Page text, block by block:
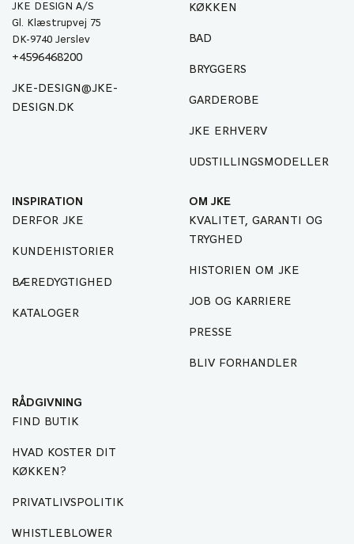
JKE DESIGN A/S
Gl. Klæstrupvej 75
DK-9740 Jerslev
+4596468200
JKE-DESIGN@JKE-
DESIGN.DK
KØKKEN
BAD
BRYGGERS
GARDEROBE
JKE ERHVERV
UDSTILLINGSMODELLER
INSPIRATION
DERFOR JKE
KUNDEHISTORIER
BÆREDYGTIGHED
KATALOGER
OM JKE
KVALITET, GARANTI OG
TRYGHED
HISTORIEN OM JKE
JOB OG KARRIERE
PRESSE
BLIV FORHANDLER
RÅDGIVNING
FIND BUTIK
HVAD KOSTER DIT
KØKKEN?
PRIVATLIVSPOLITIK
WHISTLEBLOWER